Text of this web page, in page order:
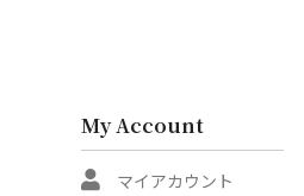
My Account
マイアカウント